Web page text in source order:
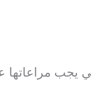
يجب مراعاتها